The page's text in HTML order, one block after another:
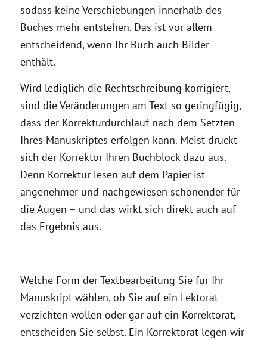
sodass keine Verschiebungen innerhalb des
Buches mehr entstehen. Das ist vor allem
entscheidend, wenn Ihr Buch auch Bilder
enthält.
Wird lediglich die Rechtschreibung korrigiert,
sind die Veränderungen am Text so geringfügig,
dass der Korrekturdurchlauf nach dem Setzten
Ihres Manuskriptes erfolgen kann. Meist druckt
sich der Korrektor Ihren Buchblock dazu aus.
Denn Korrektur lesen auf dem Papier ist
angenehmer und nachgewiesen schonender für
die Augen – und das wirkt sich direkt auch auf
das Ergebnis aus.
Welche Form der Textbearbeitung Sie für Ihr
Manuskript wählen, ob Sie auf ein Lektorat
verzichten wollen oder gar auf ein Korrektorat,
entscheiden Sie selbst. Ein Korrektorat legen wir